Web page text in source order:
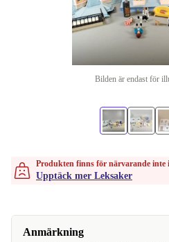
Bilden är endast för
Produkten finns för närvarande inte
Upptäck mer Leksaker
Anmärkning